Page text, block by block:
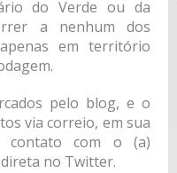
do Verde ou da
a nenhum dos
em território
pelo blog, e o
via correio, em sua
contato com o (a)
no Twitter.